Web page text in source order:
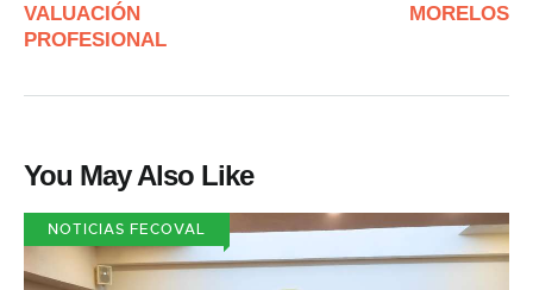
VALUACIÓN
PROFESIONAL
MORELOS
You May Also Like
NOTICIAS FECOVAL